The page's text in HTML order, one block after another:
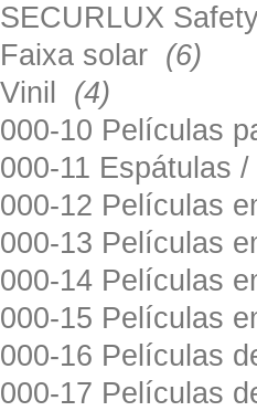
SECURLUX
Faixa solar (6)
Vinil (4)
000-10 Películas
000-11 Espátulas
000-12 Películas
000-13 Películas
000-14 Películas
000-15 Películas
000-16 Películas
000-17 Películas